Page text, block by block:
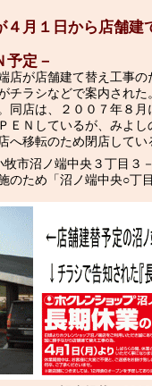
月１日から店舗建
予定－
店が店舗建て替え工事の
チラシなどで案内され
同店は、２００７年８
ＥＮしているが、みよし
へ移転のため閉店してい
市沼ノ端中央３丁目３
のため「沼ノ端中央○丁